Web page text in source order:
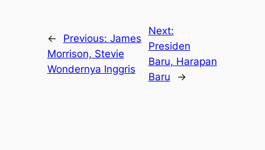
← Previous: James
Morrison, Stevie
Wondernya Inggris
Next:
Presiden
Baru, Harapan
Baru
→